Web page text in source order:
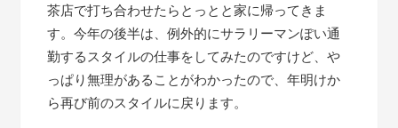
茶店で打ち合わせたらとっとと家に帰ってきま
す。今年の後半は、例外的にサラリーマンぽい通
勤するスタイルの仕事をしてみたのですけど、や
っぱり無理があることがわかったので、年明けか
ら再び前のスタイルに戻ります。